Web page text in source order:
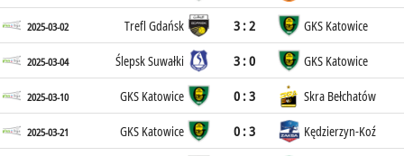
2025-03-02 Trefl Gdańsk 3 : 2 GKS Katowice
2025-03-04 Ślepsk Suwałki 3 : 0 GKS Katowice
2025-03-10 GKS Katowice 0 : 3 Skra Bełchatów
2025-03-21 GKS Katowice 0 : 3 Kędzierzyn-Koź